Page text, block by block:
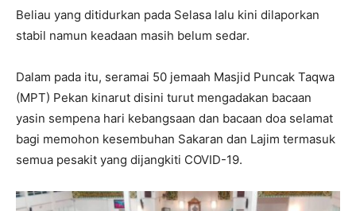
Beliau yang ditidurkan pada Selasa lalu kini dilaporkan
stabil namun keadaan masih belum sedar.
Dalam pada itu, seramai 50 jemaah Masjid Puncak Taqwa
(MPT) Pekan kinarut disini turut mengadakan bacaan
yasin sempena hari kebangsaan dan bacaan doa selamat
bagi memohon kesembuhan Sakaran dan Lajim termasuk
semua pesakit yang dijangkiti COVID-19.